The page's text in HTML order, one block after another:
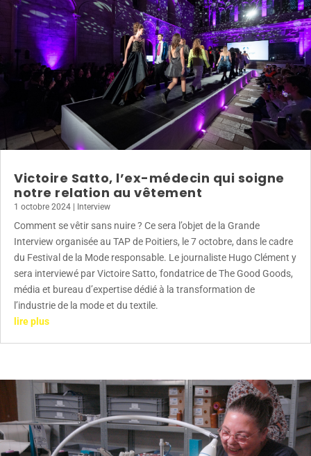
Victoire Satto, l’ex-médecin qui soigne
notre relation au vêtement
1 octobre 2024 Interview
Comment se vêtir sans nuire ? Ce sera l’objet de la Grande
Interview organisée au TAP de Poitiers, le 7 octobre, dans le cadre
du Festival de la Mode responsable. Le journaliste Hugo Clément y
sera interviewé par Victoire Satto, fondatrice de The Good Goods,
média et bureau d’expertise dédié à la transformation de
l’industrie de la mode et du textile.
lire plus